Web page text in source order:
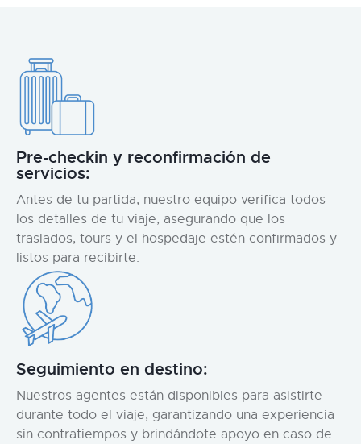
Pre-checkin y reconfirmación de
servicios:
Antes de tu partida, nuestro equipo verifica todos
los detalles de tu viaje, asegurando que los
traslados, tours y el hospedaje estén confirmados y
listos para recibirte.
Seguimiento en destino:
Nuestros agentes están disponibles para asistirte
durante todo el viaje, garantizando una experiencia
sin contratiempos y brindándote apoyo en caso de